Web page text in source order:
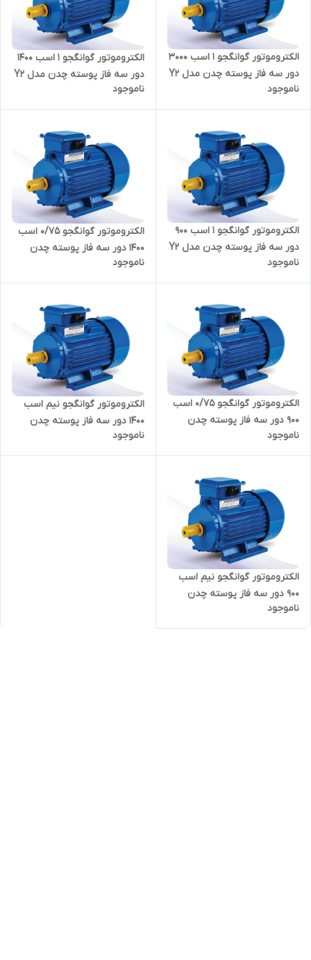
الکتروموتور گوانگجو 1 اسب 3000
دور سه فاز پوسته چدن مدل Y2
ترمینال بالا
ناموجود
الکتروموتور گوانگجو 1 اسب 1400
دور سه فاز پوسته چدن مدل Y2
ترمینال بالا
ناموجود
الکتروموتور گوانگجو 1 اسب 900
دور سه فاز پوسته چدن مدل Y2
ترمینال بالا
ناموجود
الکتروموتور گوانگجو 0/75 اسب
1400 دور سه فاز پوسته چدن
مدل Y2 ترمینال بالا
ناموجود
الکتروموتور گوانگجو 0/75 اسب
900 دور سه فاز پوسته چدن
مدل Y2 ترمینال بالا
ناموجود
الکتروموتور گوانگجو نیم اسب
1400 دور سه فاز پوسته چدن
مدل Y2 ترمینال بالا
ناموجود
الکتروموتور گوانگجو نیم اسب
900 دور سه فاز پوسته چدن
مدل Y2 ترمینال بالا
ناموجود